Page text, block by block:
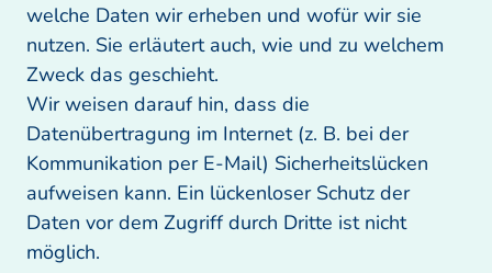
welche Daten wir erheben und wofür wir sie
nutzen. Sie erläutert auch, wie und zu welchem
Zweck das geschieht.
Wir weisen darauf hin, dass die
Datenübertragung im Internet (z. B. bei der
Kommunikation per E-Mail) Sicherheitslücken
aufweisen kann. Ein lückenloser Schutz der
Daten vor dem Zugriff durch Dritte ist nicht
möglich.